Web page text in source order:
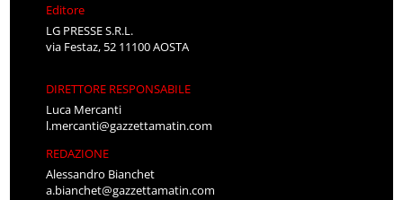
Editore
LG PRESSE S.R.L.
via Festaz, 52 11100 AOSTA
DIRETTORE RESPONSABILE
Luca Mercanti
l.mercanti@gazzettamatin.com
REDAZIONE
Alessandro Bianchet
a.bianchet@gazzettamatin.com